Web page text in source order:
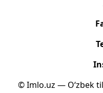
© Imlo.uz — O‘zbek